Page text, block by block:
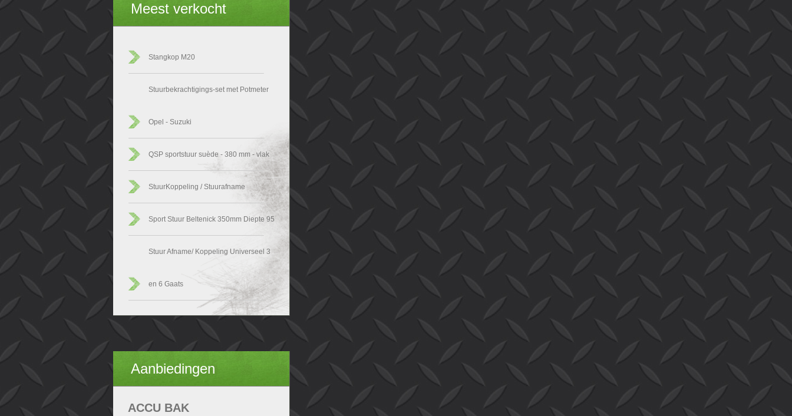
Meest verkocht
Stangkop M20
Stuurbekrachtigings-set met Potmeter
Opel - Suzuki
QSP sportstuur suède - 380 mm - vlak
StuurKoppeling / Stuurafname
Sport Stuur Beltenick 350mm Diepte 95
Stuur Afname/ Koppeling Universeel 3
en 6 Gaats
Aanbiedingen
ACCU BAK